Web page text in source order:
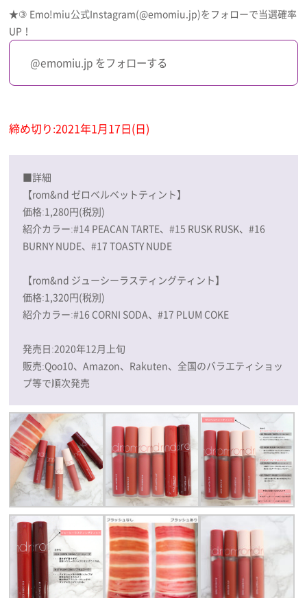
★③ Emo!miu公式Instagram(@emomiu.jp)をフォローで当選確率
UP！
@emomiu.jp をフォローする
締め切り:2021年1月17日(日)
■詳細
【rom&nd ゼロベルベットティント】
価格:1,280円(税別)
紹介カラー:#14 PEACAN TARTE、#15 RUSK RUSK、#16
BURNY NUDE、#17 TOASTY NUDE
【rom&nd ジューシーラスティングティント】
価格:1,320円(税別)
紹介カラー:#16 CORNI SODA、#17 PLUM COKE
発売日:2020年12月上旬
販売:Qoo10、Amazon、Rakuten、全国のバラエティショッ
プ等で順次発売